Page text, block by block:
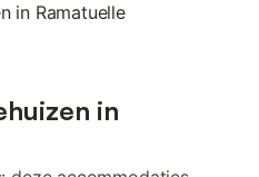
in Ramatuelle
in